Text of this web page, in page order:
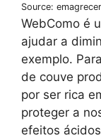
Source:
WebComo é
ajudar a
exemplo.
de couve
por ser rica
proteger a
efeitos